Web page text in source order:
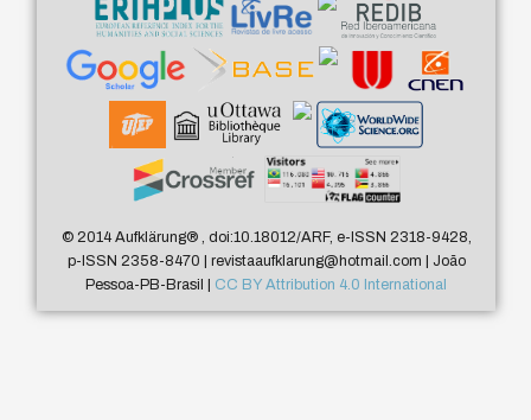
© 2014 Aufklärung®, doi:10.18012/ARF, e-ISSN 2318-9428,
p-ISSN 2358-8470 | revistaaufklarung@hotmail.com | João
Pessoa-PB-Brasil | CC BY Attribution 4.0 International